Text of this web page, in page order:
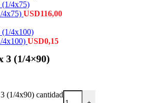
4x75) USD116,00
4x100) USD0,15
3 (1/4×90)
(1/4x90) cantidad